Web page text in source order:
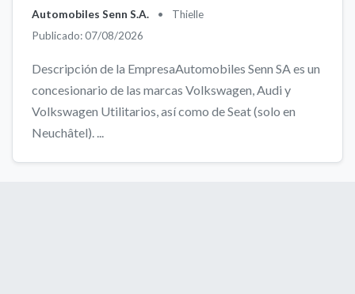
Automobiles Senn S.A. •
Thielle
Publicado: 07/08/2026
Descripción de la EmpresaAutomobiles Senn SA es un
concesionario de las marcas Volkswagen, Audi y
Volkswagen Utilitarios, así como de Seat (solo en
Neuchâtel). ...